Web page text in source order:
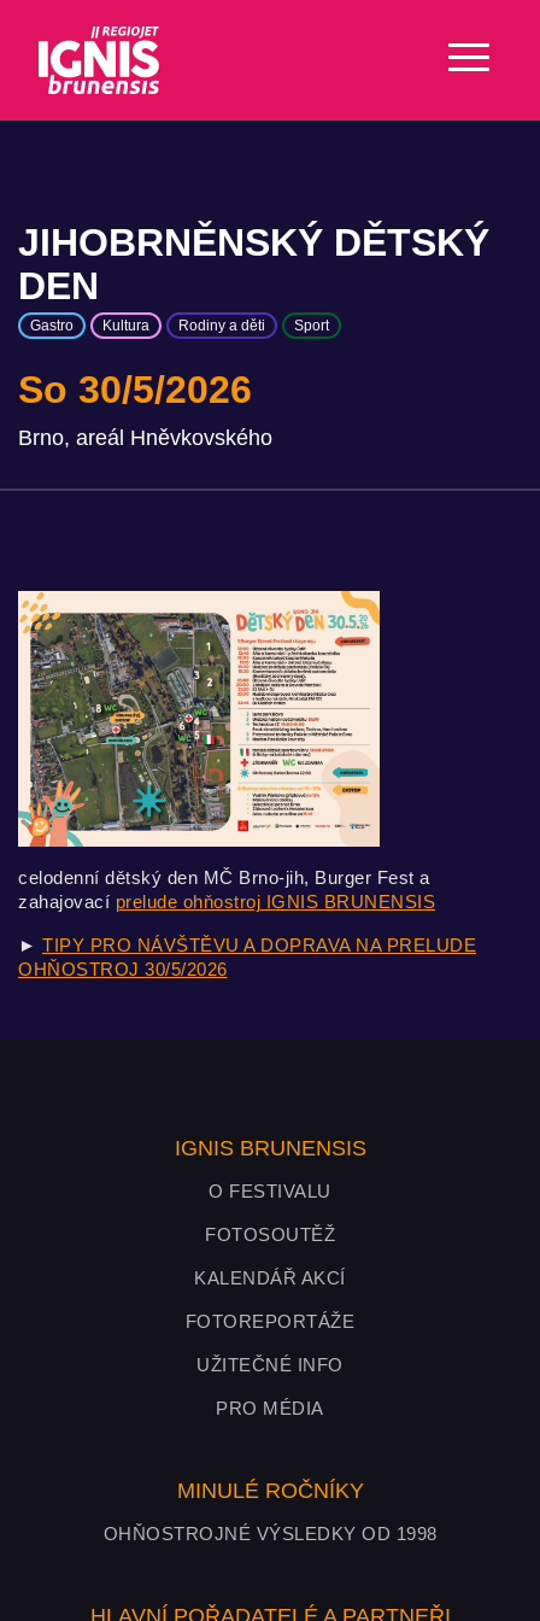
JIHOBRNĚNSKÝ DĚTSKÝ
DEN
Gastro Kultura Rodiny a děti Sport
So 30/5/2026
Brno, areál Hněvkovského
celodenní dětský den MČ Brno-jih, Burger Fest a
zahajovací prelude ohňostroj IGNIS BRUNENSIS
► TIPY PRO NÁVŠTĚVU A DOPRAVA NA PRELUDE
OHŇOSTROJ 30/5/2026
IGNIS BRUNENSIS
O FESTIVALU
FOTOSOUTĚŽ
KALENDÁŘ AKCÍ
FOTOREPORTÁŽE
UŽITEČNÉ INFO
PRO MÉDIA
MINULÉ ROČNÍKY
OHŇOSTROJNÉ VÝSLEDKY OD 1998
HLAVNÍ POŘADATELÉ A PARTNEŘI